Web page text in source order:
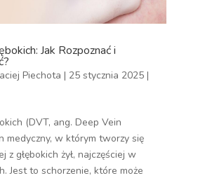
Jak Rozpoznać i
Piechota | 25 stycznia 2025|
(DVT, ang. Deep Vein
medyczny, w którym tworzy się
głębokich żył, najczęściej w
Jest to schorzenie, które może